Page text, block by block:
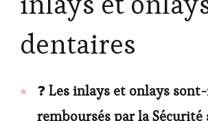
dentaires
❓Les inlays et onlays
remboursés par la Sécurité